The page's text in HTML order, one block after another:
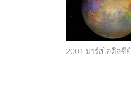
2001 มาร์สโอดิสซีย์